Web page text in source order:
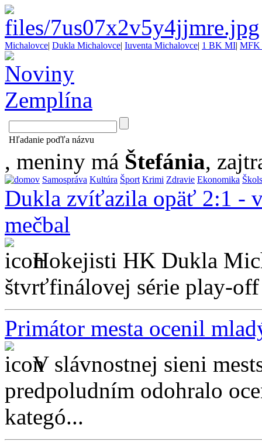
Michalovce| Dukla Michalovce| Iuventa Michalovce| 1 BK MI| MFK
Hľadanie poďľa názvu
, meniny má Štefánia,
Samospráva Kultúra Šport Krimi Zdravie Ekonomika
Dukla zvíťazila opäť 2:1 -
mečbal
Hokejisti HK Dukla
štvrťfinálovej série play-
Primátor mesta ocenil
V slávnostnej sieni
predpoludním odohralo
kategó...